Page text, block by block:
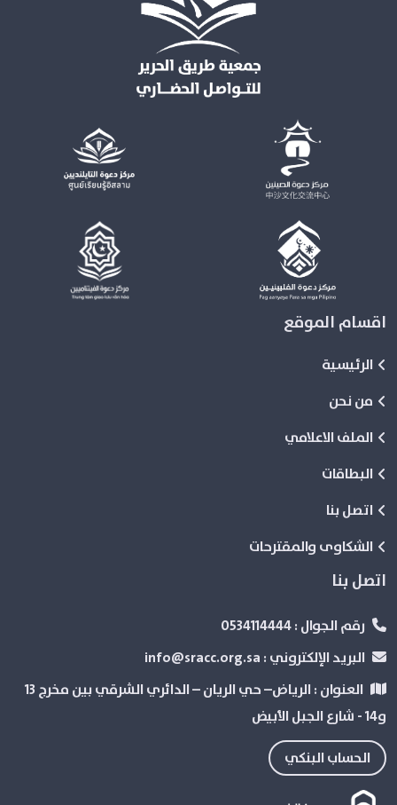
اقسام الموقع
الرئيسية
من نحن
الملف الاعلامي
البطاقات
اتصل بنا
الشكاوى والمقترحات
اتصل بنا
رقم الجوال :
البريد الإلكتروني :
العنوان :
الرياض– حي الريان – الدائري الشرقي بین مخرج 13
و14 - شارع الجبل الأبيض
الحساب البنكي